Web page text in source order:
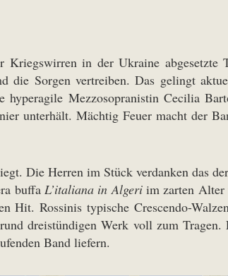
in der Ukraine abgesetzte
Sorgen vertreiben. Das gelingt
Mezzosopranistin Cecilia
unterhält. Mächtig Feuer macht der
Die Herren im Stück verdanken das
buffa L’italiana in Algeriim zarten Alter
Rossinis typische Crescendo-
dreistündigen Werk voll zum Tragen.
Band liefern.